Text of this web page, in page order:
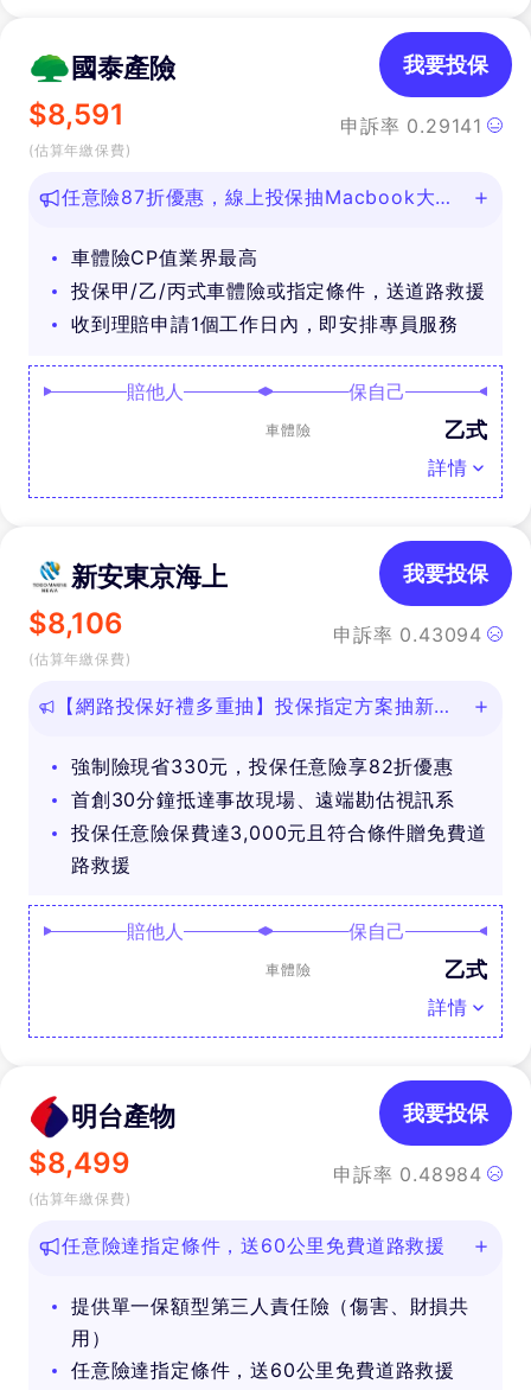
國泰產險
$8,591
(估算年繳保費)
申訴率 0.29141
我要投保
任意險87折優惠，線上投保抽Macbook大
車體險CP值業界最高
投保甲/乙/丙式車體險或指定條件，送道路救援
收到理賠申請1個工作日內，即安排專員服務
賠他人 保自己
車體險 乙式
詳情
新安東京海上
$8,106
(估算年繳保費)
申訴率 0.43094
我要投保
【網路投保好禮多重抽】投保指定方案抽新款
強制險現省330元，投保任意險享82折優惠
首創30分鐘抵達事故現場、遠端勘估視訊系
投保任意險保費達3,000元且符合條件贈免費道
路救援
賠他人 保自己
車體險 乙式
詳情
明台產物
$8,499
(估算年繳保費)
申訴率 0.48984
我要投保
任意險達指定條件，送60公里免費道路救援
提供單一保額型第三人責任險（傷害、財損共
用）
任意險達指定條件，送60公里免費道路救援